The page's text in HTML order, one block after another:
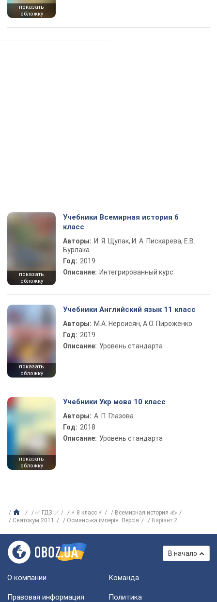
показать
обложку
показать
обложку
Учебники Всемирная история 6
класс
Авторы: И. Я. Щупак, И. А. Пискарева, Е.В.
Бурлака
Год: 2019
Описание: Интегрированный курс
показать
обложку
Учебники Английский язык 11 класс
Авторы: М.А. Нерсисян, А.О. Пироженко
Год: 2019
Описание: Уровень стандарта
показать
обложку
Учебники Укр мова 10 класс
Авторы: А. П. Глазова
Год: 2018
Описание: Уровень стандарта
✅ ГДЗ ✅ ⚡ 8 класс ⚡
Всемирная история ✍
Святокум 2011
Османська імперія. Персія Варіант 2
В начало
О компании Команда
Правовая информация
Политика